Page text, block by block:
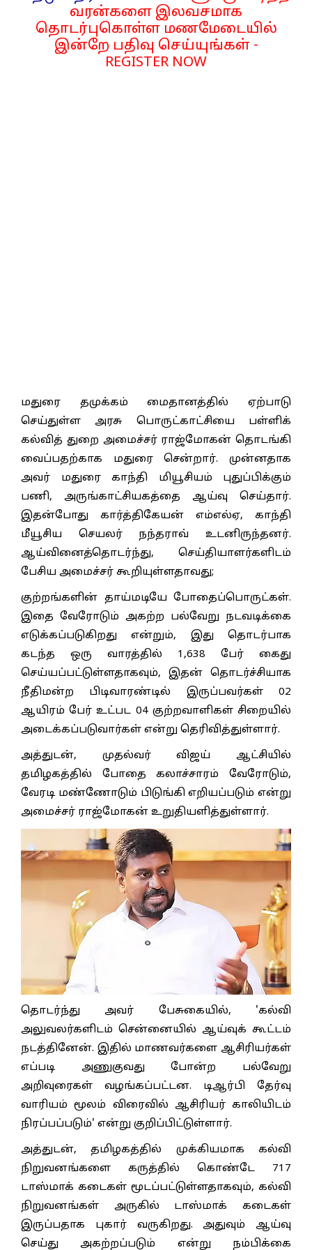
வரன்களை இலவசமாக
தொடர்புகொள்ள மணமேடையில்
இன்றே பதிவு செய்யுங்கள் -
REGISTER NOW
மதுரை தமுக்கம் மைதானத்தில் ஏற்பாடு
செய்துள்ள அரசு பொருட்காட்சியை பள்ளிக்
கல்வித் துறை அமைச்சர் ராஜ்மோகன் தொடங்கி
வைப்பதற்காக மதுரை சென்றார். முன்னதாக
அவர் மதுரை காந்தி மியூசியம் புதுப்பிக்கும்
பணி, அருங்காட்சியகத்தை ஆய்வு செய்தார்.
இதன்போது கார்த்திகேயன் எம்எல்ஏ, காந்தி
மீயூசிய செயலர் நந்தராவ் உடனிருந்தனர்.
ஆய்வினைத்தொடர்ந்து, செய்தியாளர்களிடம்
பேசிய அமைச்சர் கூறியுள்ளதாவது;
குற்றங்களின் தாய்மடியே போதைப்பொருட்கள்.
இதை வேரோடும் அகற்ற பல்வேறு நடவடிக்கை
எடுக்கப்படுகிறது என்றும், இது தொடர்பாக
கடந்த ஒரு வாரத்தில் 1,638 பேர் கைது
செய்யப்பட்டுள்ளதாகவும், இதன் தொடர்ச்சியாக
நீதிமன்ற பிடிவாரண்டில் இருப்பவர்கள் 02
ஆயிரம் பேர் உட்பட 04 குற்றவாளிகள் சிறையில்
அடைக்கப்படுவார்கள் என்று தெரிவித்துள்ளார்.
அத்துடன், முதல்வர் விஜய் ஆட்சியில்
தமிழகத்தில் போதை கலாச்சாரம் வேரோடும்,
வேரடி மண்ணோடும் பிடுங்கி எறியப்படும் என்று
அமைச்சர் ராஜ்மோகன் உறுதியளித்துள்ளார்.
தொடர்ந்து அவர் பேசுகையில், 'கல்வி
அலுவலர்களிடம் சென்னையில் ஆய்வுக் கூட்டம்
நடத்தினேன். இதில் மாணவர்களை ஆசிரியர்கள்
எப்படி அணுகுவது போன்ற பல்வேறு
அறிவுரைகள் வழங்கப்பட்டன. டிஆர்பி தேர்வு
வாரியம் மூலம் விரைவில் ஆசிரியர் காலியிடம்
நிரப்பப்படும்' என்று குறிப்பிட்டுள்ளார்.
அத்துடன், தமிழகத்தில் முக்கியமாக கல்வி
நிறுவனங்களை கருத்தில் கொண்டே 717
டாஸ்மாக் கடைகள் மூடப்பட்டுள்ளதாகவும், கல்வி
நிறுவனங்கள் அருகில் டாஸ்மாக் கடைகள்
இருப்பதாக புகார் வருகிறது. அதுவும் ஆய்வு
செய்து அகற்றப்படும் என்று நம்பிக்கை